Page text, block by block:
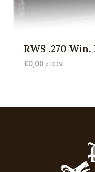
RWS .270
€0,00 z DDV